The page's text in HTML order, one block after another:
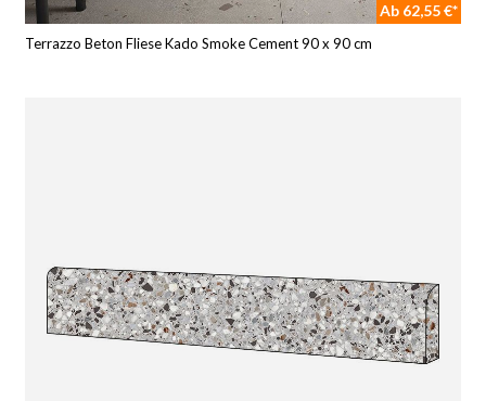
Ab 62,55 €*
Terrazzo Beton Fliese Kado Smoke Cement 90 x 90 cm